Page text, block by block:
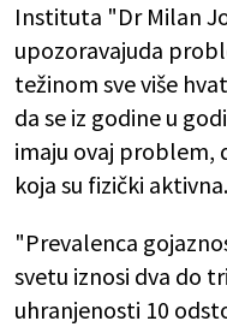
Instituta "Dr Milan
upozoravajuda
težinom sve više
da se iz godine u
imaju ovaj problem,
koja su fizički aktivna.
"Prevalenca
svetu iznosi dva do
uhranjenosti 10